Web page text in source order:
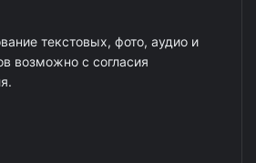
текстовых, фото, аудио и
возможно с согласия